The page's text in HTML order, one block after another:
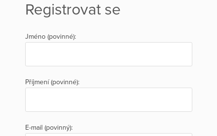
Registrovat se
Jméno (povinné):
Příjmení (povinné):
E-mail (povinný):